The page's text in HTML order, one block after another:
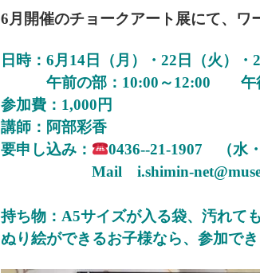
6月開催のチョークアート展にて、ワ
日時：6月14日（月）・22日（火）・
午前の部：10:00～12:00 午後
参加費：1,000円
講師：阿部彩香
要申し込み：
0436--21-1907 （水
Mail i.shimin-
持ち物：A5サイズが入る袋、汚れて
ぬり絵ができるお子様なら、参加でき